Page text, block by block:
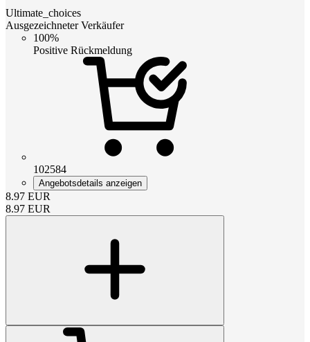
Ultimate_choices
Ausgezeichneter Verkäufer
100%
Positive Rückmeldung
102584
Angebotsdetails anzeigen
8.97 EUR
8.97 EUR